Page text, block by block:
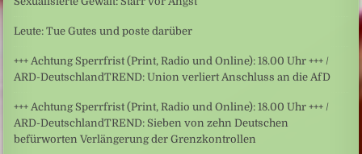
Leute: Tue Gutes und poste darüber
+++ Achtung Sperrfrist (Print, Radio und Online): 18.00 Uhr +++ /
ARD-DeutschlandTREND: Union verliert Anschluss an die AfD
+++ Achtung Sperrfrist (Print, Radio und Online): 18.00 Uhr +++ /
ARD-DeutschlandTREND: Sieben von zehn Deutschen
befürworten Verlängerung der Grenzkontrollen